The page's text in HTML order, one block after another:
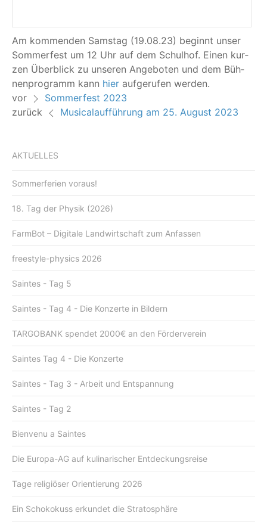
Am kom­men­den Sams­tag (19.08.23) beginnt unser
Som­mer­fest um 12 Uhr auf dem Schul­hof. Einen kur­
zen Über­blick zu unse­ren Ange­bo­ten und dem Büh­
nen­pro­gramm kann hier auf­ge­ru­fen werden.
vor
Sommerfest 2023
zurück
Musicalaufführung am 25. August 2023
AKTUELLES
Sommerferien voraus!
18. Tag der Physik (2026)
FarmBot – Digitale Landwirtschaft zum Anfassen
freestyle-physics 2026
Saintes - Tag 5
Saintes - Tag 4 - Die Konzerte in Bildern
TARGOBANK spendet 2000€ an den Förderverein
Saintes Tag 4 - Die Konzerte
Saintes - Tag 3 - Arbeit und Entspannung
Saintes - Tag 2
Bienvenu a Saintes
Die Europa-AG auf kulinarischer Entdeckungsreise
Tage religiöser Orientierung 2026
Ein Schokokuss erkundet die Stratosphäre